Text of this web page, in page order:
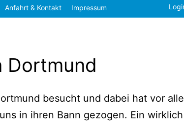
Anfahrt & Kontakt Impressum
Dortmund
besucht und dabei hat vor
in ihren Bann gezo­gen. Ein